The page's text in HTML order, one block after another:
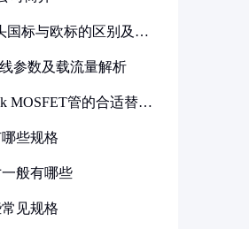
国标与欧标的区别及其
参数及载流量解析
MOSFET管的合适替代
些规格
般有哪些
见规格